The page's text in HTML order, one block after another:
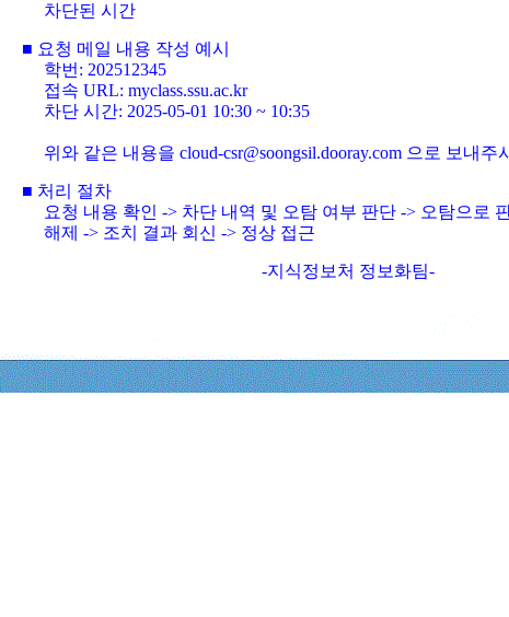
차단된 시간
■ 요청 메일 내용 작성 예시
학번: 202512345
접속 URL: myclass.ssu.ac.kr
차단 시간: 2025-05-01 10:30 ~ 10:35
위와 같은 내용을 cloud-csr@soongsil.dooray.com 으로 보내주
■ 처리 절차
요청 내용 확인 -> 차단 내역 및 오탐 여부 판단 -> 오탐으로
해제 -> 조치 결과 회신 -> 정상 접근
-지식정보처 정보화팀-